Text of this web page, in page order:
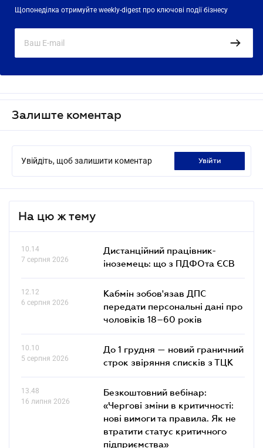
Щопонеділка отримуйте weekly-digest про ключові події бізнесу
Залиште коментар
Увійдіть, щоб залишити коментар увійти
На цю ж тему
10.14
7 серпня 2026
Дистанційний працівник-
іноземець: що з ПДФОта ЄСВ
12.12
6 серпня 2026
Кабмін зобов'язав ДПС
передати персональні дані про
чоловіків 18–60 років
10.10
5 серпня 2026
До 1 грудня — новий граничний
строк звіряння списків з ТЦК
13.48
16 липня 2026
Безкоштовний вебінар:
«Чергові зміни в критичності:
нові вимоги та правила. Як не
втратити статус критичного
підприємства»